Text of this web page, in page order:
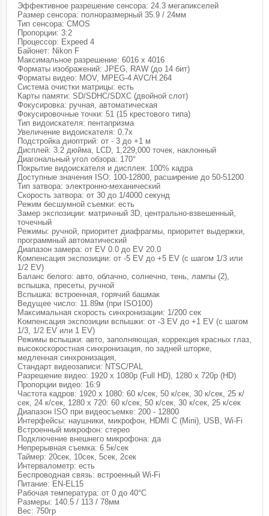
Эффективное разрешение сенсора: 24.3 мегапикселей
Размер сенсора: полноразмерный 35.9 / 24мм
Тип сенсора: CMOS
Пропорции: 3:2
Процессор: Expeed 4
Байонет: Nikon F
Максимальное разрешение: 6016 x 4016
Форматы изображений: JPEG, RAW (до 14 бит)
Форматы видео: MOV, MPEG-4 AVC/H.264
Система очистки матрицы: есть
Карты памяти: SD/SDHC/SDXC (двойной слот)
Фокусировка: ручная, автоматическая
Фокусировочные точки: 51 (15 крестового типа)
Тип видоискателя: пентапризма
Увеличение видоискателя: 0.7x
Подстройка диоптрий: от - 3 до +1 м
Дисплей: 3.2 дюйма, LCD, 1,229,000 точек, наклонный
Диагональный угол обзора: 170°
Покрытие видоискателя и дисплея: 100% кадра
Доступные значения ISO: 100-12800, расширение до 50-51200
Тип затвора: электронно-механический
Скорость затвора: от 30 до 1/4000 секунд
Режим бесшумной съемки: есть
Замер экспозиции: матричный 3D, центрально-взвешенный,
точечный
Режимы: ручной, приоритет диафрагмы, приоритет выдержки,
программный автоматический
Диапазон замера: от EV 0.0 до EV 20.0
Компенсация экспозиции: от -5 EV до +5 EV (с шагом 1/3 или
1/2 EV)
Баланс белого: авто, облачно, солнечно, тень, лампы (2),
вспышка, пресеты, ручной
Вспышка: встроенная, горячий башмак
Ведущее число: 11.89м (при ISO100)
Максимальная скорость синхронизации: 1/200 сек
Компенсация экспозиции вспышки: от -3 EV до +1 EV (с шагом
1/3, 1/2 EV или 1 EV)
Режимы вспышки: авто, заполняющая, коррекция красных глаз,
высокоскоростная синхронизация, по задней шторке,
медленная синхронизация,
Стандарт видеозаписи: NTSC/PAL
Разрешение видео: 1920 x 1080p (Full HD), 1280 x 720p (HD)
Пропорции видео: 16:9
Частота кадров: 1920 x 1080: 60 к/сек, 50 к/сек, 30 к/сек, 25 к/
сек, 24 к/сек, 1280 x 720: 60 к/сек, 50 к/сек, 30 к/сек, 25 к/сек
Диапазон ISO при видеосъемке: 200 - 12800
Интерфейсы: наушники, микрофон, HDMI C (Mini), USB, Wi-Fi
Встроенный микрофон: стерео
Подключение внешнего микрофона: да
Непрерывная съемка: 6.5к/сек
Таймер: 20сек, 10сек, 5сек, 2сек
Интервалометр: есть
Беспроводная связь: встроенный Wi-Fi
Питание: EN-EL15
Рабочая температура: от 0 до 40°C
Размеры: 140.5 / 113 / 78мм
Вес: 750гр